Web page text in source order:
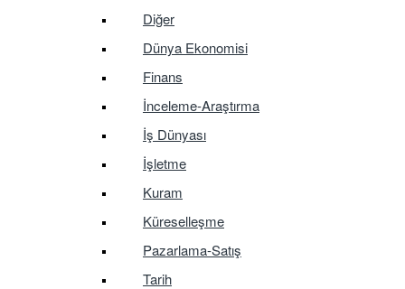
Diğer
Dünya Ekonomisi
Finans
İnceleme-Araştırma
İş Dünyası
İşletme
Kuram
Küreselleşme
Pazarlama-Satış
Tarih